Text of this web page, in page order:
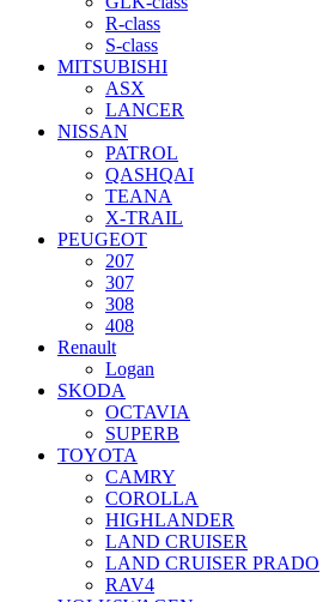
R-class
S-class
MITSUBISHI
ASX
LANCER
NISSAN
PATROL
QASHQAI
TEANA
X-TRAIL
PEUGEOT
207
307
308
408
Renault
Logan
SKODA
OCTAVIA
SUPERB
TOYOTA
CAMRY
COROLLA
HIGHLANDER
LAND CRUISER
LAND CRUISER PRADO
RAV4